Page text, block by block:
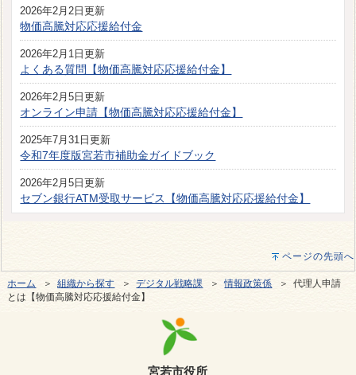
2026年2月2日更新
物価高騰対応応援給付金
2026年2月1日更新
よくある質問【物価高騰対応応援給付金】
2026年2月5日更新
オンライン申請【物価高騰対応応援給付金】
2025年7月31日更新
令和7年度版宮若市補助金ガイドブック
2026年2月5日更新
セブン銀行ATM受取サービス【物価高騰対応応援給付金】
ページの先頭へ
ホーム ＞組織から探す ＞デジタル戦略課 ＞情報政策係 ＞ 代理人申請
とは【物価高騰対応応援給付金】
宮若市役所